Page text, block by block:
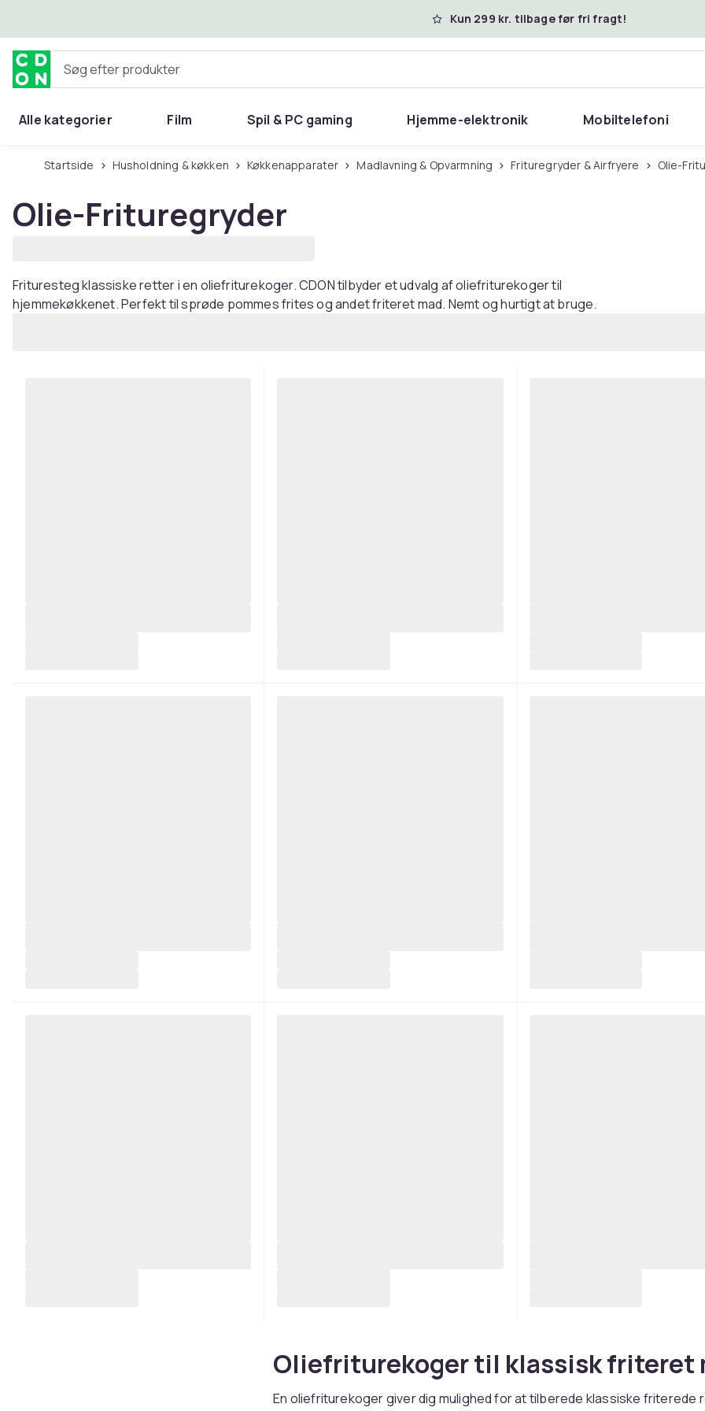
Kun 299 kr. tilbage før fri fragt!
Søg efter produkter
Alle kategorier Film Spil & PC gaming Hjemme-elektronik Mobiltelefoni
Hjem & have
Startside Husholdning & køkken Køkkenapparater Madlavning & Opvarmning Frituregryder & Airfryere Olie-
Olie-Frituregryder
Frituresteg klassiske retter i en oliefriturekoger. CDON tilbyder et udvalg af oliefriturekoger til
hjemmekøkkenet. Perfekt til sprøde pommes frites og andet friteret mad. Nemt og hurtigt at bruge.
Oliefriturekoger til klassisk friteret
En oliefriturekoger giver dig mulighed for at tilberede klassiske friterede